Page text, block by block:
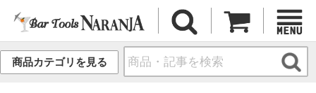
商品カテゴリを見る